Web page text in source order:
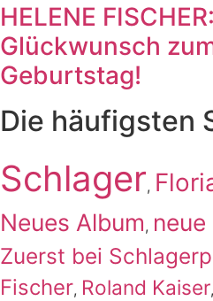
HELENE
Glückwunsch
Geburtstag!
Die häufigsten
Schlager,
Neues Album, neue
Zuerst bei
Fischer, Roland Kaiser,